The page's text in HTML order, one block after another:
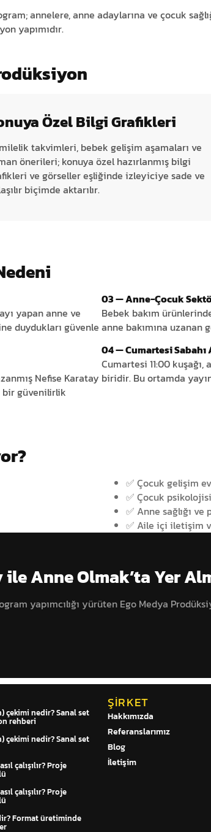
annelere, anne adaylarına ve çocuk
yapımıdır.
Özel Bilgi Grafikleri
takvimleri, bebek gelişim aşamaları ve
önerileri; konuya özel hazırlanmış bilgi
ve görseller eşliğinde izleyiciye sade ve
biçimde aktarılır.
yapan anne ve
duydukları güvenle
Nefise Karatay
bir güvenilirlik
03 — Anne-Çocuk
Bebek bakım
anne bakımına
04 — Cumartesi
Cumartesi 11:00
biridir. Bu ortamda
✅ Çocuk gelişim
✅ Çocuk
✅ Anne sağlığı
✅ Aile içi iletişim
ile Anne Olmak’ta Yer
yapımcılığı yürüten Ego Medya
çekimi nedir? Sanal set
rehberi
çekimi nedir? Sanal set
çalışılır? Proje
çalışılır? Proje
Format üretiminde
ŞIRKET
Hakkımızda
Referanslarımız
Blog
İletişim